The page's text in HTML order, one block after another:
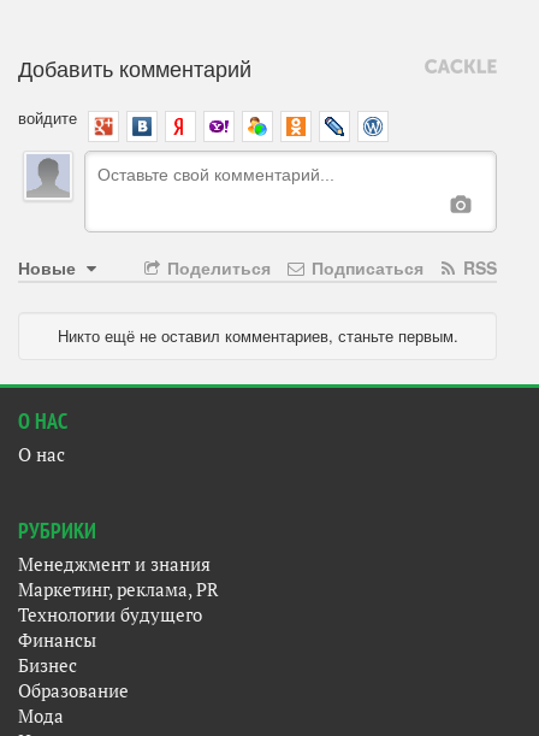
Добавить комментарий
войдите
Новые RSS
Подписаться
Поделиться
Никто ещё не оставил комментариев, станьте первым.
О НАС
О нас
РУБРИКИ
Менеджмент и знания
Маркетинг, реклама, PR
Технологии будущего
Финансы
Бизнес
Образование
Мода